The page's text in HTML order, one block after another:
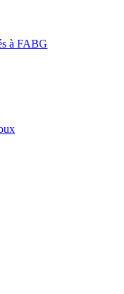
à FABG